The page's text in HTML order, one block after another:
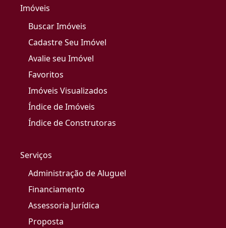
Imóveis
Buscar Imóveis
Cadastre Seu Imóvel
Avalie seu Imóvel
Favoritos
Imóveis Visualizados
Índice de Imóveis
Índice de Construtoras
Serviços
Administração de Aluguel
Financiamento
Assessoria Jurídica
Proposta